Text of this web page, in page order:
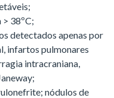
38ºC;
detectados apenas por
infartos pulmonares
intracraniana,
nódulos de